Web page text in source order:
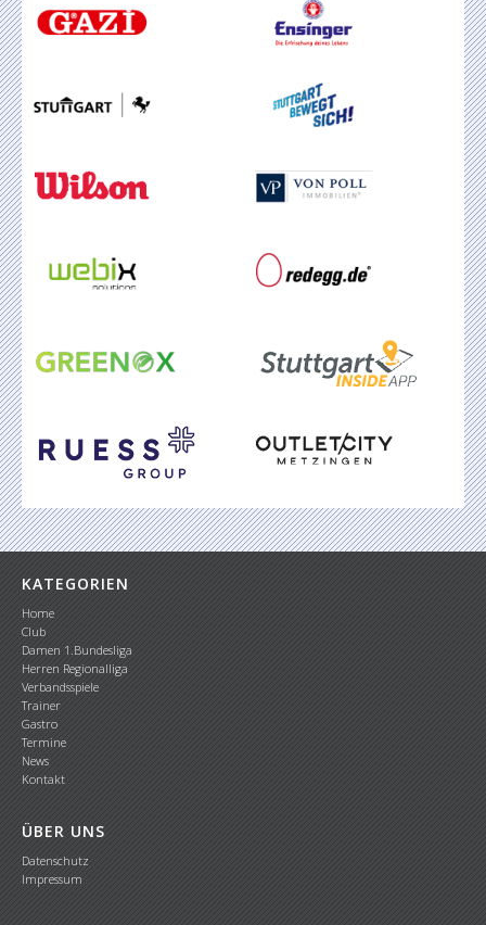
KATEGORIEN
Home
Club
Damen 1.Bundesliga
Herren Regionalliga
Verbandsspiele
Trainer
Gastro
Termine
News
Kontakt
ÜBER UNS
Datenschutz
Impressum